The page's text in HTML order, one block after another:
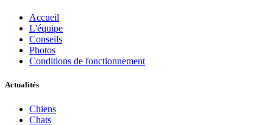
Accueil
L'équipe
Conseils
Photos
Conditions de fonctionnement
Actualités
Chiens
Chats